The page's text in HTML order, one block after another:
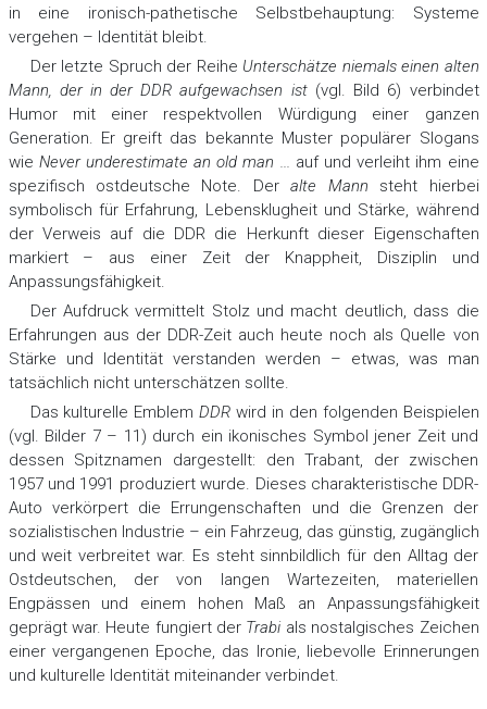
in eine ironisch-pathetische Selbstbehauptung: Systeme
vergehen – Identität bleibt.
Der letzte Spruch der Reihe Unterschätze niemals einen alten
Mann, der in der DDR aufgewachsen ist(vgl. Bild 6) verbindet
Humor mit einer respektvollen Würdigung einer ganzen
Generation. Er greift das bekannte Muster populärer Slogans
wie Never underestimate an old man ... auf und verleiht ihm eine
spezifisch ostdeutsche Note. Deralte Mann steht hierbei
symbolisch für Erfahrung, Lebensklugheit und Stärke, während
der Verweis auf die DDR die Herkunft dieser Eigenschaften
markiert – aus einer Zeit der Knappheit, Disziplin und
Anpassungsfähigkeit.
Der Aufdruck vermittelt Stolz und macht deutlich, dass die
Erfahrungen aus der DDR-Zeit auch heute noch als Quelle von
Stärke und Identität verstanden werden – etwas, was man
tatsächlich nicht unterschätzen sollte.
Das kulturelle Emblem DDR wird in den folgenden Beispielen
(vgl. Bilder 7 – 11) durch ein ikonisches Symbol jener Zeit und
dessen Spitznamen dargestellt: den Trabant, der zwischen
1957 und 1991 produziert wurde. Dieses charakteristische DDR-
Auto verkörpert die Errungenschaften und die Grenzen der
sozialistischen Industrie – ein Fahrzeug, das günstig, zugänglich
und weit verbreitet war. Es steht sinnbildlich für den Alltag der
Ostdeutschen, der von langen Wartezeiten, materiellen
Engpässen und einem hohen Maß an Anpassungsfähigkeit
geprägt war. Heute fungiert der Trabi als nostalgisches Zeichen
einer vergangenen Epoche, das Ironie, liebevolle Erinnerungen
und kulturelle Identität miteinander verbindet.